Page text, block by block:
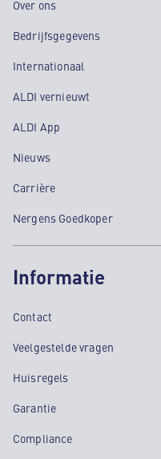
Over ons
Bedrijfsgegevens
Internationaal
ALDI vernieuwt
ALDI App
Nieuws
Carrière
Nergens Goedkoper
Informatie
Contact
Veelgestelde vragen
Huisregels
Garantie
Compliance